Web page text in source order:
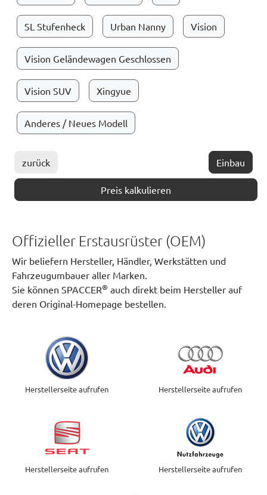
SL Stufenheck Urban Nanny Vision
Vision Geländewagen Geschlossen
Vision SUV Xingyue
Anderes / Neues Modell
zurück Einbau
Preis kalkulieren
Offizieller Erstausrüster (OEM)
Wir beliefern Hersteller, Händler, Werkstätten und
Fahrzeugumbauer aller Marken.
Sie können SPACCER® auch direkt beim Hersteller auf
deren Original-Homepage bestellen.
Herstellerseite aufrufen Herstellerseite aufrufen
Herstellerseite aufrufen Herstellerseite aufrufen